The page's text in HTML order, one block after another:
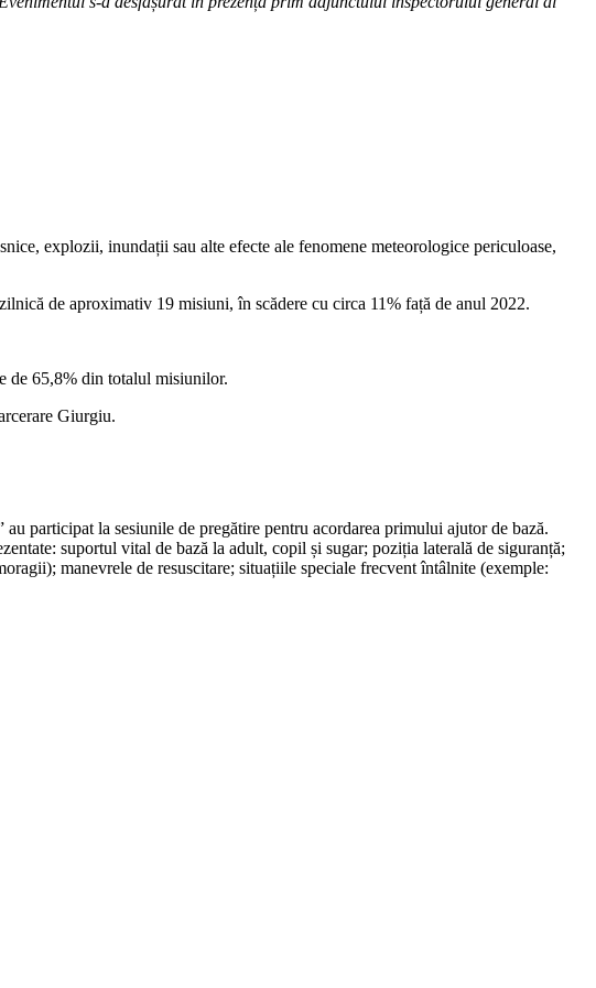
explozii, inundații sau alte efecte ale fenomene meteorologice periculoase,
de aproximativ 19 misiuni, în scădere cu circa 11% față de anul 2022.
de 65,8% din totalul misiunilor.
Giurgiu.
participat la sesiunile de pregătire pentru acordarea primului ajutor de bază.
suportul vital de bază la adult, copil și sugar; poziția laterală de siguranță;
manevrele de resuscitare; situațiile speciale frecvent întâlnite (exemple: